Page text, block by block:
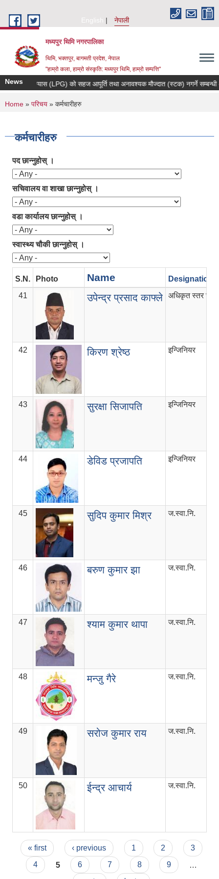
English
नेपाली
मध्यपुर थिमि नगरपालिका
थिमि, भक्तपुर, बागमती प्रदेश, नेपाल
"हाम्रो कला, हाम्रो संस्कृति: मध्यपुर थिमि, हाम्रो सम्पत्ति"
News
पकाउने ग्यास (LPG) को सहज आपूर्ति तथा अनावश्यक मौज्दात (स्टक) नगर्ने सम्बन्धी
You are here
Home » परिचय » कर्मचारीहरु
कर्मचारीहरु
पद छान्नुहोस् ।
सचिवालय वा शाखा छान्नुहोस् ।
वडा कार्यालय छान्नुहोस् ।
स्वास्थ्य चौकी छान्नुहोस् ।
S.N. Photo Name
Designation
41
उपेन्द्र प्रसाद काफ्ले अधिकृत स्तर छैठौँ
42 किरण श्रेष्ठ इन्जिनियर
43 सुरक्षा सिजापति इन्जिनियर
44 डेविड प्रजापति इन्जिनियर
45 सुदिप कुमार मिश्र ज.स्वा.नि.
46 बरुण कुमार झा ज.स्वा.नि.
47 श्याम कुमार थापा ज.स्वा.नि.
48 मन्जु गैरे ज.स्वा.नि.
49 सरोज कुमार राय ज.स्वा.नि.
50 ईन्द्र आचार्य ज.स्वा.नि.
Pages
« first ‹ previous 1 2
3
4
5 6 7 8 9